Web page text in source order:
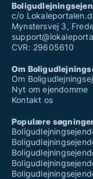
c/o
Mynstersvej 3,
CVR: 29605610
Om
Om
Nyt om ejendomme
Kontakt os
Populære